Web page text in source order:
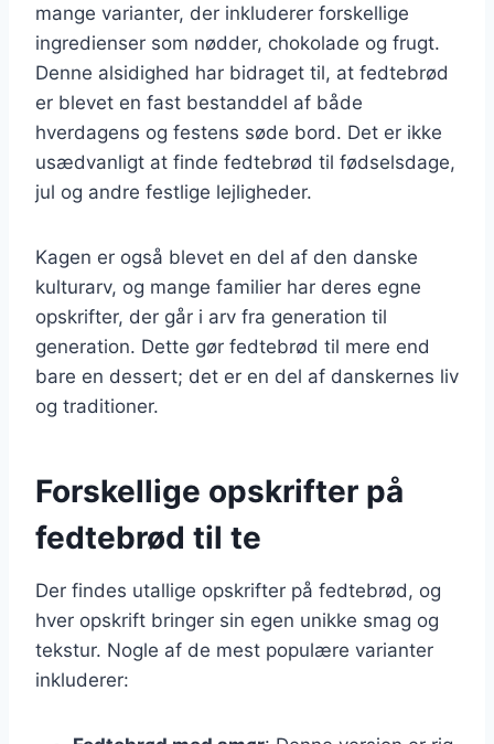
mange varianter, der inkluderer forskellige
ingredienser som nødder, chokolade og frugt.
Denne alsidighed har bidraget til, at fedtebrød
er blevet en fast bestanddel af både
hverdagens og festens søde bord. Det er ikke
usædvanligt at finde fedtebrød til fødselsdage,
jul og andre festlige lejligheder.
Kagen er også blevet en del af den danske
kulturarv, og mange familier har deres egne
opskrifter, der går i arv fra generation til
generation. Dette gør fedtebrød til mere end
bare en dessert; det er en del af danskernes liv
og traditioner.
Forskellige opskrifter på
fedtebrød til te
Der findes utallige opskrifter på fedtebrød, og
hver opskrift bringer sin egen unikke smag og
tekstur. Nogle af de mest populære varianter
inkluderer: